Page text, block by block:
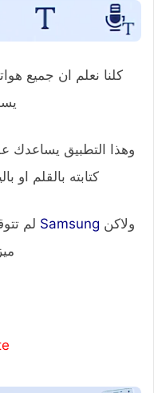
كلنا نعلم ان جميع
وهذا التطبيق يساعدك
كتابته بالقلم او
ولاكن Samsung لم